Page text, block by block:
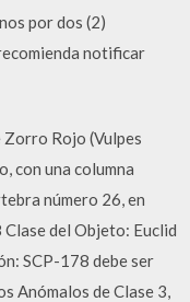
por dos (2)
notificar
Zorro Rojo (Vulpes
con una columna
número 26, en
del Objeto: Euclid
SCP-178 debe ser
Anómalos de Clase 3,